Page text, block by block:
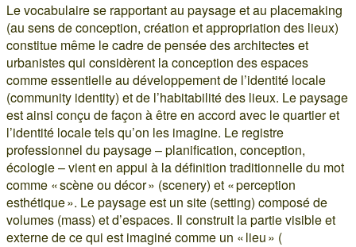
Le vocabulaire se rapportant au paysage et au placemaking
(au sens de conception, création et appropriation des lieux)
constitue même le cadre de pensée des architectes et
urbanistes qui considèrent la conception des espaces
comme essentielle au développement de l’identité locale
(community identity) et de l’habitabilité des lieux. Le paysage
est ainsi conçu de façon à être en accord avec le quartier et
l’identité locale tels qu’on les imagine. Le registre
professionnel du paysage – planification, conception,
écologie – vient en appui à la définition traditionnelle du mot
comme « scène ou décor » (scenery) et « perception
esthétique ». Le paysage est un site (setting) composé de
volumes (mass) et d’espaces. Il construit la partie visible et
externe de ce qui est imaginé comme un « lieu » (